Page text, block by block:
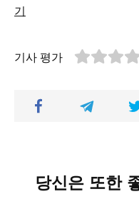
기
기사 평가
당신은 또한